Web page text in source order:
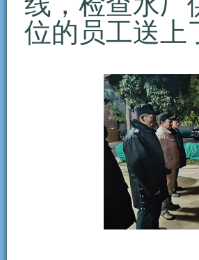
位的员工送上